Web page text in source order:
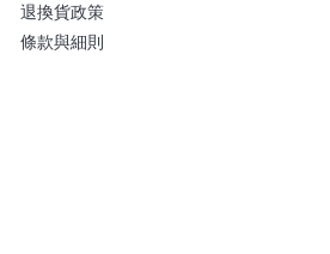
退換貨政策
條款與細則